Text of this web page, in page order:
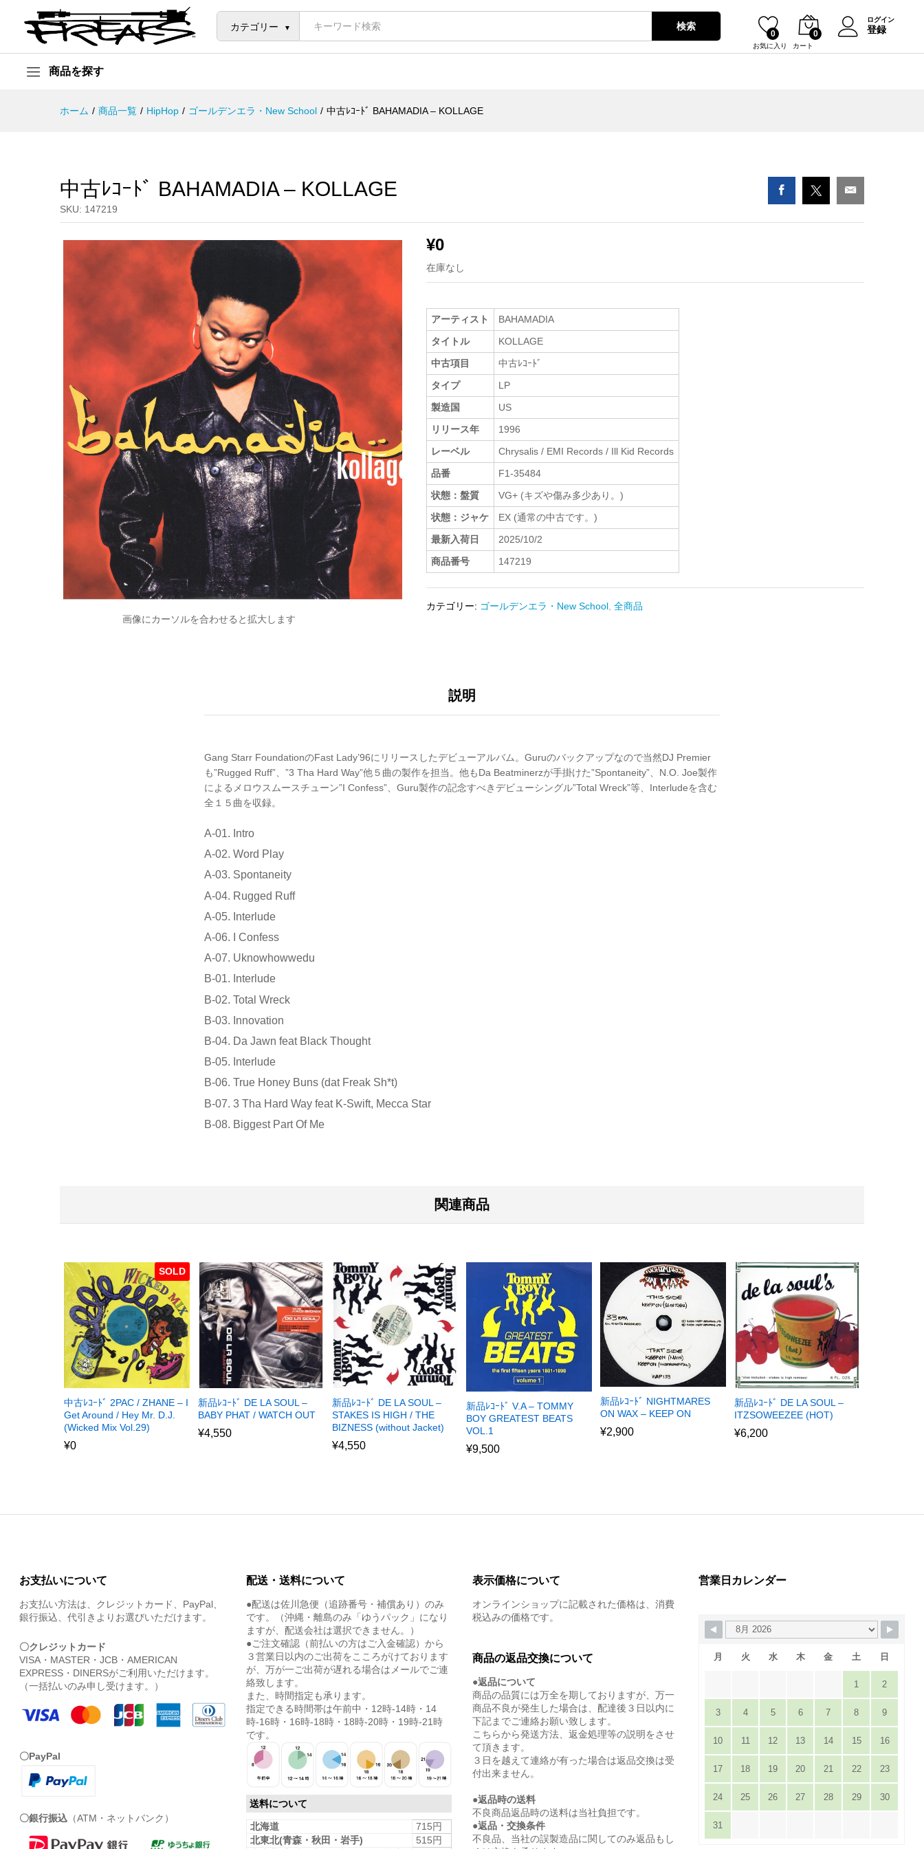
カテゴリー 検索
お気に入り
0
カート
0
ログイン
登録
商品を探す
ホーム / 商品一覧 / HipHop / ゴールデンエラ・New School / 中古ﾚｺｰﾄﾞ BAHAMADIA – KOLLAGE
中古ﾚｺｰﾄﾞ BAHAMADIA – KOLLAGE
SKU: 147219
画像にカーソルを合わせると拡大します
¥0
在庫なし
アーティスト
BAHAMADIA
タイトル
KOLLAGE
中古項目
中古ﾚｺｰﾄﾞ
タイプ
LP
製造国
US
リリース年
1996
レーベル
Chrysalis / EMI Records / Ill Kid Records
品番
F1-35484
状態：盤質
VG+ (キズや傷み多少あり。)
状態：ジャケ
EX (通常の中古です。)
最新入荷日
2025/10/2
商品番号
147219
カテゴリー: ゴールデンエラ・New School ,全商品
説明
Gang Starr FoundationのFast Lady’96にリリースしたデビューアルバム。Guruのバックアップなので当然DJ Premier
も”Rugged Ruff”、”3 Tha Hard Way”他５曲の製作を担当。他もDa Beatminerzが手掛けた”Spontaneity”、N.O. Joe製作
によるメロウスムースチューン”I Confess”、Guru製作の記念すべきデビューシングル”Total Wreck”等、Interludeを含む
全１５曲を収録。
A-01. Intro
A-02. Word Play
A-03. Spontaneity
A-04. Rugged Ruff
A-05. Interlude
A-06. I Confess
A-07. Uknowhowwedu
B-01. Interlude
B-02. Total Wreck
B-03. Innovation
B-04. Da Jawn feat Black Thought
B-05. Interlude
B-06. True Honey Buns (dat Freak Sh*t)
B-07. 3 Tha Hard Way feat K-Swift, Mecca Star
B-08. Biggest Part Of Me
関連商品
SOLD
中古ﾚｺｰﾄﾞ 2PAC / ZHANE – I
Get Around / Hey Mr. D.J.
(Wicked Mix Vol.29)
¥0
新品ﾚｺｰﾄﾞ DE LA SOUL –
BABY PHAT / WATCH OUT
¥4,550
新品ﾚｺｰﾄﾞ DE LA SOUL –
STAKES IS HIGH / THE
BIZNESS (without Jacket)
¥4,550
新品ﾚｺｰﾄﾞ V.A – TOMMY
BOY GREATEST BEATS
VOL.1
¥9,500
新品ﾚｺｰﾄﾞ NIGHTMARES
ON WAX – KEEP ON
¥2,900
新品ﾚｺｰﾄﾞ DE LA SOUL –
ITZSOWEEZEE (HOT)
¥6,200
お支払いについて
お支払い方法は、クレジットカード、PayPal、
銀行振込、代引きよりお選びいただけます。
〇クレジットカード
VISA・MASTER・JCB・AMERICAN
EXPRESS・DINERSがご利用いただけます。
（一括払いのみ申し受けます。）
〇PayPal
〇銀行振込 （ATM・ネットバンク）
配送・送料について
●配送は佐川急便（追跡番号・補償あり）のみ
です。（沖縄・離島のみ「ゆうパック」になり
ますが、配送会社は選択できません。）
●ご注文確認（前払いの方はご入金確認）から
３営業日以内のご出荷をこころがけております
が、万が一ご出荷が遅れる場合はメールでご連
絡致します。
また、時間指定も承ります。
指定できる時間帯は午前中・12時-14時・14
時-16時・16時-18時・18時-20時・19時-21時
です。
送料について
北海道
715円
北東北(青森・秋田・岩手)
515円
表示価格について
オンラインショップに記載された価格は、消費
税込みの価格です。
商品の返品交換について
●返品について
商品の品質には万全を期しておりますが、万一
商品不良が発生した場合は、配達後３日以内に
下記までご連絡お願い致します。
こちらから発送方法、返金処理等の説明をさせ
て頂きます。
３日を越えて連絡が有った場合は返品交換は受
付出来ません。
●返品時の送料
不良商品返品時の送料は当社負担です。
●返品・交換条件
不良品、当社の誤製造品に関してのみ返品もし
営業日カレンダー
月 火 水 木 金 土 日
1 2
3 4 5 6 7 8 9
10 11 12 13 14 15 16
17 18 19 20 21 22 23
24 25 26 27 28 29 30
31
中古ﾚｺｰﾄﾞ BAHAMADIA - KOLLAGE
説明